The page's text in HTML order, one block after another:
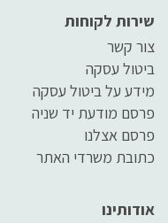
שירות לקוחות
צור קשר
ביטול עסקה
מידע על ביטול עסקה
פרסם מודעת יד שניה
פרסם אצלנו
כתובת משרדי האתר
אודותינו